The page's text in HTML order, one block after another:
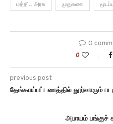
மத்திய அரசு முதுகலை
0
0
previous post
தேங்காய்பட்டணத்தில் தூர்வாரும்
அபாயம் பங்குச்